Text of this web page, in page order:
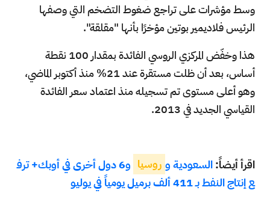
وسط مؤشرات على تراجع ضغوط التضخم التي وصفها
الرئيس فلاديمير بوتين مؤخرًا بأنها "مقلقة".
هذا وخفّض المركزي الروسي الفائدة بمقدار 100 نقطة
أساس، بعد أن ظلت مستقرة عند 21% منذ أكتوبر الماضي،
وهو أعلى مستوى تم تسجيله منذ اعتماد سعر الفائدة
القياسي الجديد في 2013.
اقرأ أيضاً:السعودية و روسيا
و6 دول أخرى في أوبك+ ترف
ع إنتاج النفط بـ 411 ألف برميل يومياً في يوليو